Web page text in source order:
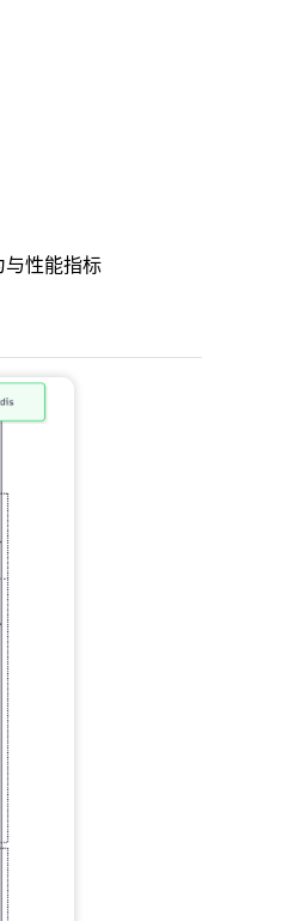
与性能指标